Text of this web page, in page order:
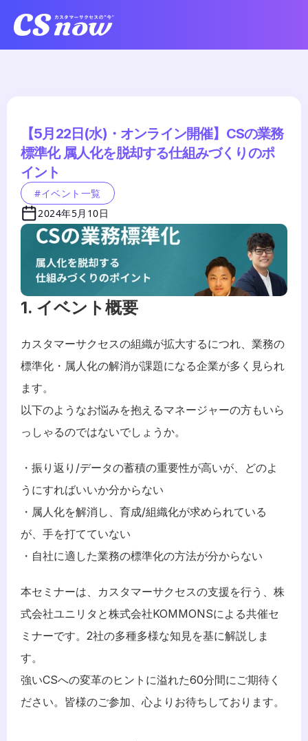
【5月22日(水)・オンライン開催】CSの業務
標準化 属人化を脱却する仕組みづくりのポ
イント
#イベント一覧
2024年5月10日
1. イベント概要
カスタマーサクセスの組織が拡大するにつれ、業務の
標準化・属人化の解消が課題になる企業が多く見られ
ます。
以下のようなお悩みを抱えるマネージャーの方もいら
っしゃるのではないでしょうか。
・振り返り/データの蓄積の重要性が高いが、どのよ
うにすればいいか分からない
・属人化を解消し、育成/組織化が求められている
が、手を打てていない
・自社に適した業務の標準化の方法が分からない
本セミナーは、カスタマーサクセスの支援を行う、株
式会社ユニリタと株式会社KOMMONSによる共催セ
ミナーです。2社の多種多様な知見を基に解説しま
す。
強いCSへの変革のヒントに溢れた60分間にご期待く
ださい。皆様のご参加、心よりお待ちしております。